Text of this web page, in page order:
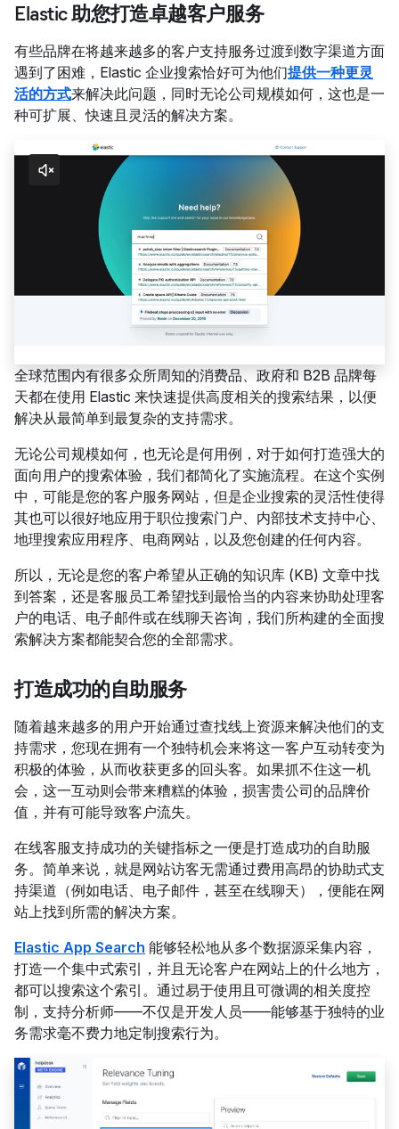
Elastic 助您打造卓越客户服务
有些品牌在将越来越多的客户支持服务过渡到数字渠道方面
遇到了困难，Elastic 企业搜索恰好可为他们提供一种更灵
活的方式来解决此问题，同时无论公司规模如何，这也是一
种可扩展、快速且灵活的解决方案。
全球范围内有很多众所周知的消费品、政府和 B2B 品牌每
天都在使用 Elastic 来快速提供高度相关的搜索结果，以便
解决从最简单到最复杂的支持需求。
无论公司规模如何，也无论是何用例，对于如何打造强大的
面向用户的搜索体验，我们都简化了实施流程。在这个实例
中，可能是您的客户服务网站，但是企业搜索的灵活性使得
其也可以很好地应用于职位搜索门户、内部技术支持中心、
地理搜索应用程序、电商网站，以及您创建的任何内容。
所以，无论是您的客户希望从正确的知识库 (KB) 文章中找
到答案，还是客服员工希望找到最恰当的内容来协助处理客
户的电话、电子邮件或在线聊天咨询，我们所构建的全面搜
索解决方案都能契合您的全部需求。
打造成功的自助服务
随着越来越多的用户开始通过查找线上资源来解决他们的支
持需求，您现在拥有一个独特机会来将这一客户互动转变为
积极的体验，从而收获更多的回头客。如果抓不住这一机
会，这一互动则会带来糟糕的体验，损害贵公司的品牌价
值，并有可能导致客户流失。
在线客服支持成功的关键指标之一便是打造成功的自助服
务。简单来说，就是网站访客无需通过费用高昂的协助式支
持渠道（例如电话、电子邮件，甚至在线聊天），便能在网
站上找到所需的解决方案。
Elastic App Search 能够轻松地从多个数据源采集内容，
打造一个集中式索引，并且无论客户在网站上的什么地方，
都可以搜索这个索引。通过易于使用且可微调的相关度控
制，支持分析师——不仅是开发人员——能够基于独特的业
务需求毫不费力地定制搜索行为。